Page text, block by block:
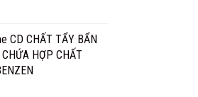
CD CHẤT TẨY BẨN
CHỨA HỢP CHẤT